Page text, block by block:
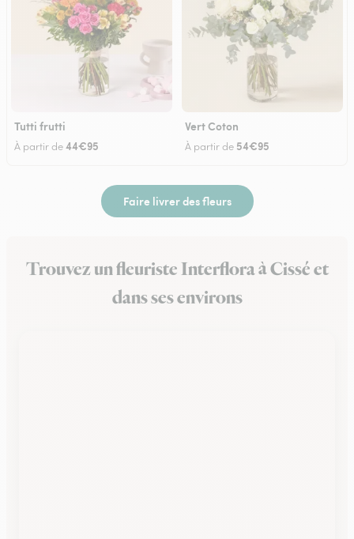
Tutti frutti
À partir de44€95
Vert Coton
À partir de 54€95
Faire livrer des fleurs
Trouvez un fleuriste Interflora à Cissé et
dans ses environs